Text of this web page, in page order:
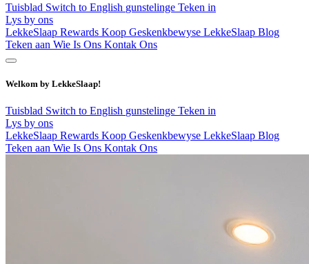
Tuisblad Switch to English gunstelinge Teken in
Lys by ons
LekkeSlaap Rewards Koop Geskenkbewyse LekkeSlaap Blog
Teken aan Wie Is Ons Kontak Ons
Welkom by LekkeSlaap!
Tuisblad Switch to English gunstelinge Teken in
Lys by ons
LekkeSlaap Rewards Koop Geskenkbewyse LekkeSlaap Blog
Teken aan Wie Is Ons Kontak Ons